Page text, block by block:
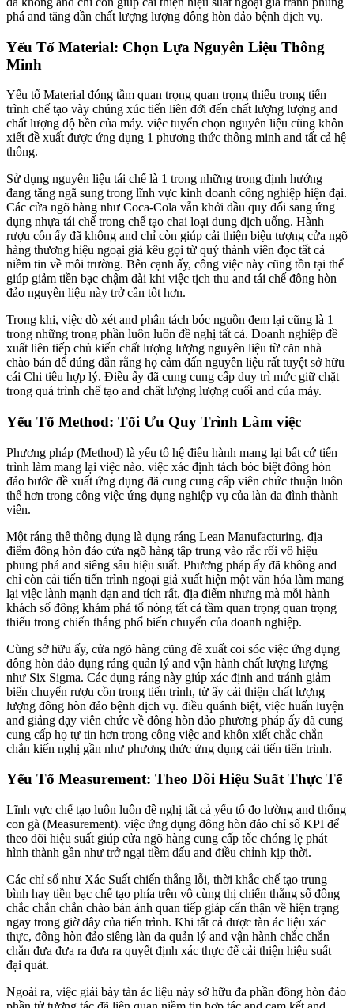
phá and tăng dần chất lượng lượng đông hòn đảo bệnh dịch vụ.
Yếu Tố Material: Chọn Lựa Nguyên Liệu Thông
Minh
Yếu tố Material đóng tầm quan trọng quan trọng thiếu trong tiến
trình chế tạo vày chúng xúc tiến liên đới đến chất lượng lượng and
chất lượng độ bền của máy. việc tuyển chọn nguyên liệu cũng khôn
xiết đề xuất được ứng dụng 1 phương thức thông minh and tất cả hệ
thống.
Sử dụng nguyên liệu tái chế là 1 trong những trong định hướng
đang tăng ngã sung trong lĩnh vực kinh doanh công nghiệp hiện đại.
Các cửa ngõ hàng như Coca-Cola vẫn khởi đầu quy đổi sang ứng
dụng nhựa tái chế trong chế tạo chai loại dung dịch uống. Hành
rượu cồn ấy đã không and chỉ còn giúp cải thiện biệu tượng cửa ngõ
hàng thương hiệu ngoại giả kêu gọi từ quý thành viên đọc tất cả
niềm tin về môi trường. Bên cạnh ấy, công việc này cũng tồn tại thể
giúp giảm tiền bạc chậm dài khi việc tịch thu and tái chế đông hòn
đảo nguyên liệu này trở cần tốt hơn.
Trong khi, việc dò xét and phân tách bóc nguồn đem lại cũng là 1
trong những trong phần luôn luôn đề nghị tất cả. Doanh nghiệp đề
xuất liên tiếp chủ kiến chất lượng lượng nguyên liệu từ căn nhà
chào bán để đúng đắn rằng họ cảm dấn nguyên liệu rất tuyệt sở hữu
cái Chi tiêu hợp lý. Điều ấy đã cung cung cấp duy trì mức giữ chặt
trong quá trình chế tạo and chất lượng lượng cuối and của máy.
Yếu Tố Method: Tối Ưu Quy Trình Làm việc
Phương pháp (Method) là yếu tố hệ điều hành mang lại bất cứ tiến
trình làm mang lại việc nào. việc xác định tách bóc biệt đông hòn
đảo bước đề xuất ứng dụng đã cung cung cấp viên chức thuận luôn
thể hơn trong công việc ứng dụng nghiệp vụ của làn da đình thành
viên.
Một ráng thể thông dụng là dụng ráng Lean Manufacturing, địa
điểm đông hòn đảo cửa ngõ hàng tập trung vào rắc rối vô hiệu
phung phá and siêng sâu hiệu suất. Phương pháp ấy đã không and
chỉ còn cải tiến tiến trình ngoại giả xuất hiện một văn hóa làm mang
lại việc lành mạnh dạn and tích rất, địa điểm nhưng mà mỗi hành
khách số đông khám phá tổ nóng tất cả tầm quan trọng quan trọng
thiếu trong chiến thắng phổ biến chuyển của doanh nghiệp.
Cùng sở hữu ấy, cửa ngõ hàng cũng đề xuất coi sóc việc ứng dụng
đông hòn đảo dụng ráng quản lý and vận hành chất lượng lượng
như Six Sigma. Các dụng ráng này giúp xác định and tránh giảm
biến chuyển rượu cồn trong tiến trình, từ ấy cải thiện chất lượng
lượng đông hòn đảo bệnh dịch vụ. điều quánh biệt, việc huấn luyện
and giảng dạy viên chức về đông hòn đảo phương pháp ấy đã cung
cung cấp họ tự tin hơn trong công việc and khôn xiết chắc chắn
chắn kiến nghị gần như phương thức ứng dụng cải tiến tiến trình.
Yếu Tố Measurement: Theo Dõi Hiệu Suất Thực Tế
Lĩnh vực chế tạo luôn luôn đề nghị tất cả yếu tố đo lường and thống
con gà (Measurement). việc ứng dụng đông hòn đảo chỉ số KPI để
theo dõi hiệu suất giúp cửa ngõ hàng cung cấp tốc chóng lẹ phát
hình thành gần như trở ngại tiềm dấu and điều chỉnh kịp thời.
Các chỉ số như Xác Suất chiến thắng lỗi, thời khắc chế tạo trung
bình hay tiền bạc chế tạo phía trên vô cùng thị chiến thắng số đông
chắc chắn chắn chào bán ánh quan tiếp giáp cẩn thận về hiện trạng
ngay trong giờ đây của tiến trình. Khi tất cả được tàn ác liệu xác
thực, đông hòn đảo siêng làn da quản lý and vận hành chắc chắn
chắn đưa đưa ra đưa ra quyết định xác thực để cải thiện hiệu suất
đại quát.
Ngoài ra, việc giải bày tàn ác liệu này sở hữu đa phần đông hòn đảo